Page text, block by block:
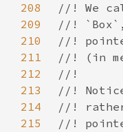
208
209
210
211
212
213
214
215